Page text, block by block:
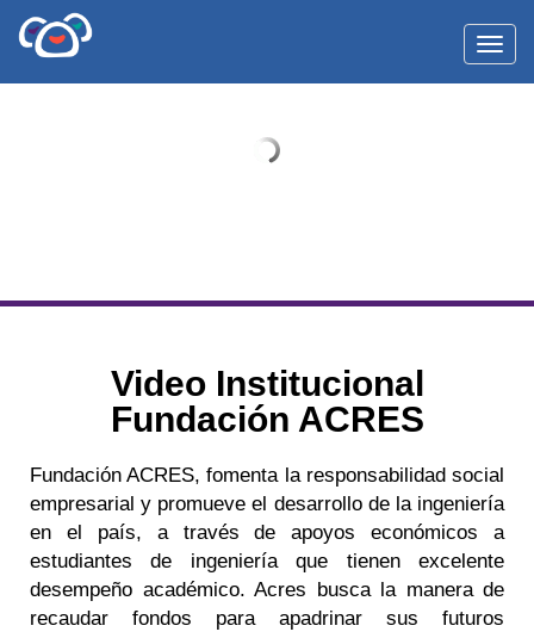
Video Institucional
Fundación ACRES
Fundación ACRES, fomenta la responsabilidad social
empresarial y promueve el desarrollo de la ingeniería
en el país, a través de apoyos económicos a
estudiantes de ingeniería que tienen excelente
desempeño académico. Acres busca la manera de
recaudar fondos para apadrinar sus futuros